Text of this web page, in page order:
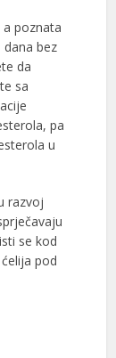
poznata
dana bez
da
sa
pa
u
razvoj
se kod
pod